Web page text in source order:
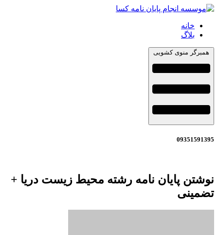
خانه
بلاگ
همبرگر منوی کشویی
09351591395
نوشتن پایان نامه رشته محیط زیست دریا +
تضمینی